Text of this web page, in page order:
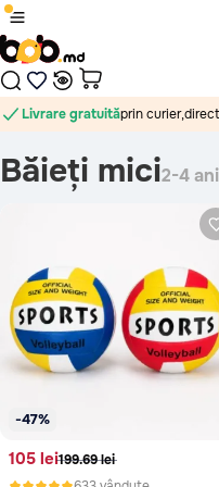
Livrare gratuităprin curier,
Băieți mici2-4 ani
-47%
105 lei199.69 lei
În cazul în care jucăria nu
sau nu arată așa cum te-ai
ceri banii înapoi sau să
tine de acasă sau oficiu,
Plăți sigure cu card bancar,
comisioane, indiferent de
Nici un rezultat găsit
Continuă
Treci în coș